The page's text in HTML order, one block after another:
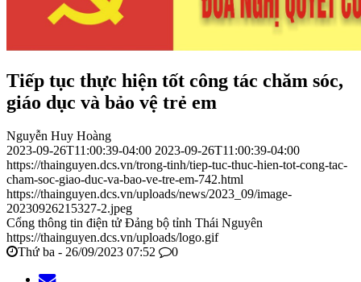
Tiếp tục thực hiện tốt công tác chăm sóc,
giáo dục và bảo vệ trẻ em
Nguyễn Huy Hoàng
2023-09-26T11:00:39-04:00 2023-09-26T11:00:39-04:00
https://thainguyen.dcs.vn/trong-tinh/tiep-tuc-thuc-hien-tot-cong-tac-
cham-soc-giao-duc-va-bao-ve-tre-em-742.html
https://thainguyen.dcs.vn/uploads/news/2023_09/image-
20230926215327-2.jpeg
Cổng thông tin điện tử Đảng bộ tỉnh Thái Nguyên
https://thainguyen.dcs.vn/uploads/logo.gif
Thứ ba - 26/09/2023 07:52
0